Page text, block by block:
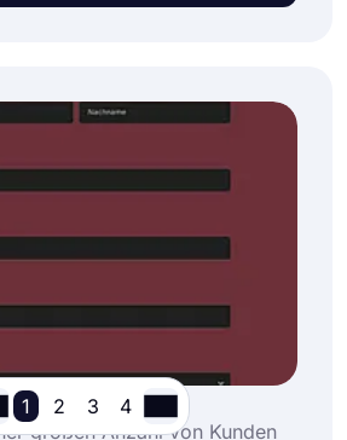
um jetzt loszulegen!
großen Anzahl von Kunden
1 2 3 4